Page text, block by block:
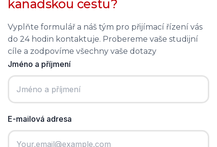
kanadskou cestu?
Vyplňte formulář a náš tým pro přijímací řízení vás
do 24 hodin kontaktuje. Probereme vaše studijní
cíle a zodpovíme všechny vaše dotazy
Jméno a příjmení
E-mailová adresa